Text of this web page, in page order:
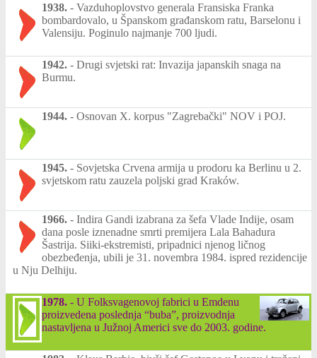
1938. - Vazduhoplovstvo generala Fransiska Franka
bombardovalo, u Španskom građanskom ratu, Barselonu i
Valensiju. Poginulo najmanje 700 ljudi.
1942. - Drugi svjetski rat: Invazija japanskih snaga na
Burmu.
1944. - Osnovan X. korpus "Zagrebački" NOV i POJ.
1945. - Sovjetska Crvena armija u prodoru ka Berlinu u 2.
svjetskom ratu zauzela poljski grad Kraków.
1966. - Indira Gandi izabrana za šefa Vlade Indije, osam
dana posle iznenadne smrti premijera Lala Bahadura
Šastrija. Siiki-ekstremisti, pripadnici njenog ličnog
obezbeđenja, ubili je 31. novembra 1984. ispred rezidencije
u Nju Delhiju.
1978. - U Folksvagenovoj fabrici u Emdenu
proizvedena poslednja “buba”, proizvodnja
nastavljena u Južnoj Americi sve do 2003. godine.